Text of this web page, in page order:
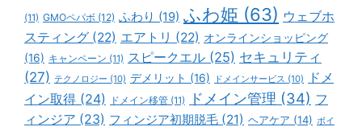
(11) GMOペパボ (12) ふわり (19) ふわ姫 (63) ウェブホ
スティング (22) エアトリ (22) オンラインショッピング
(16) キャンペーン (11) スピークエル (25) セキュリティ
(27) テクノロジー (10) デメリット (16) ドメインサービス (10)
ドメ
イン取得 (24) ドメイン移管 (11) ドメイン管理 (34) フ
ィンジア (23) フィンジア初期脱毛 (21) ヘアケア (14) ボイ